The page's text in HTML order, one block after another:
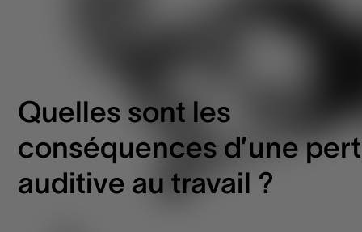
Quelles sont les
conséquences d’une
auditive au travail ?